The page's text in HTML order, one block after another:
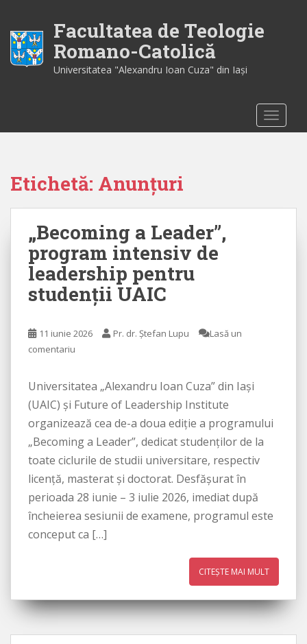
i
Facultatea de Teologie
Romano-Catolică
Universitatea "Alexandru Ioan Cuza" din Iaşi
Etichetă: Anunțuri
„Becoming a Leader”,
program intensiv de
leadership pentru
studenții UAIC
11 iunie 2026 Pr. dr. Ștefan Lupu
Lasă un
comentariu
Universitatea „Alexandru Ioan Cuza” din Iași
(UAIC) și Future of Leadership Institute
organizează cea de-a doua ediție a programului
„Becoming a Leader”, dedicat studenților de la
toate ciclurile de studii universitare, respectiv
licență, masterat și doctorat. Desfășurat în
perioada 28 iunie – 3 iulie 2026, imediat după
încheierea sesiunii de examene, programul este
conceput ca […]
CITEȘTE MAI MULT